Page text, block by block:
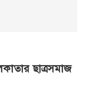
ছাত্রসমাজ